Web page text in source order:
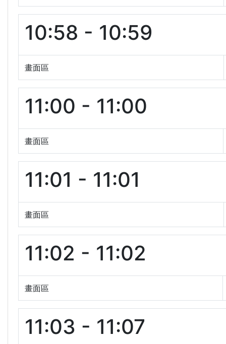
10:58 - 10:59
畫面區
11:00 - 11:00
畫面區
11:01 - 11:01
畫面區
11:02 - 11:02
畫面區
11:03 - 11:07